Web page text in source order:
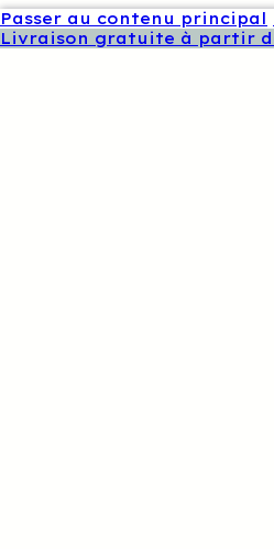
Passer au contenu principal
Livraison gratuite à partir